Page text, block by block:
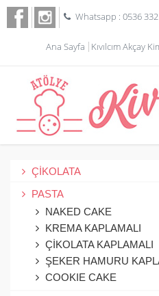
Whatsapp : 0536
Ana Sayfa Kıvılcım Akçay
ÇİKOLATA
PASTA
NAKED CAKE
KREMA KAPLAMALI
ÇİKOLATA KAPLAMALI
ŞEKER HAMURU
COOKIE CAKE